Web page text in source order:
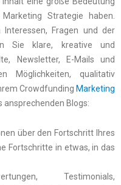
Strategie haben.
Fragen und der
Sie klare, kreative und
Newsletter, E-Mails und
Möglichkeiten, qualitativ
Crowdfunding Marketing
ansprechenden Blogs:
über den Fortschritt Ihres
Fortschritte in etwas, in das
Testimonials,